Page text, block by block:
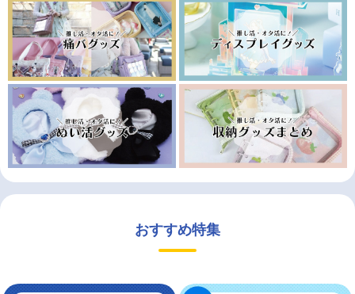
おすすめ特集